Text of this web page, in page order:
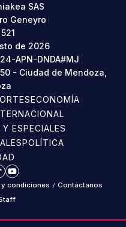
SAS
Geneyro
521
de 2026
APN-DNDA#MJ
- Ciudad de Mendoza,
ECONOMÍA
ESPECIALES
POLÍTICA
YouTube
condiciones / Contáctanos